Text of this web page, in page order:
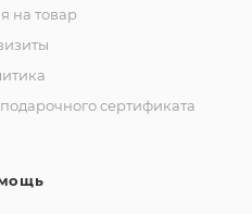
на товар
сертификата